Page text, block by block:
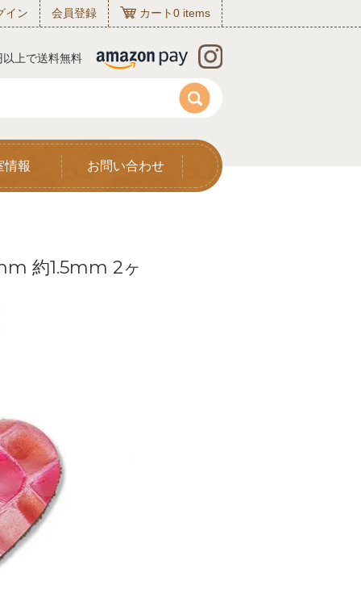
イン 会員登録 カート0 items
上で送料無料
情報 お問い合わせ
約1.5mm 2ヶ